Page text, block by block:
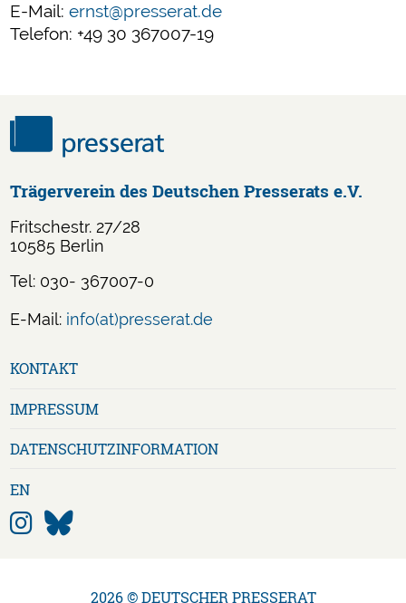
E-Mail:ernst@presserat.de
Telefon: +49 30 367007-19
Trägerverein des Deutschen Presserats e.V.
Fritschestr. 27/28
10585 Berlin
Tel: 030- 367007-0
E-Mail: info(at)presserat.de
überspringen
KONTAKT
IMPRESSUM
DATENSCHUTZ­INFORMATION
EN
2026 © DEUTSCHER PRESSERAT